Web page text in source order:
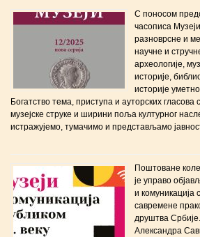
С поносом
часописа
разноврсне и
научне и
археологије,
историје,
историје
Богатство тема, приступа и ауторских гласова
музејске струке и ширини поља културног
истражујемо, тумачимо и представљамо
Поштоване
је управо
и комуникација
савремене
друштва
Александра